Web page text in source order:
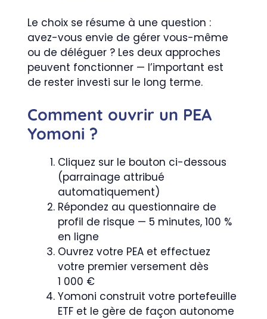
Le choix se résume à une question :
avez-vous envie de gérer vous-même
ou de déléguer ? Les deux approches
peuvent fonctionner — l’important est
de rester investi sur le long terme.
Comment ouvrir un PEA
Yomoni ?
Cliquez sur le bouton ci-dessous
(parrainage attribué
automatiquement)
Répondez au questionnaire de
profil de risque — 5 minutes, 100 %
en ligne
Ouvrez votre PEA et effectuez
votre premier versement dès
1 000 €
Yomoni construit votre portefeuille
ETF et le gère de façon autonome